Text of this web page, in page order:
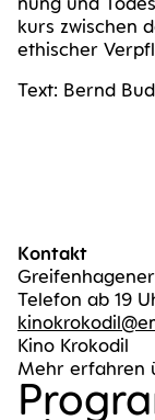
kurs zwi­schen
ethi­scher
Text: Bernd
Kontakt
Telefon ab 19
Kino Krokodil
Mehr erfahren